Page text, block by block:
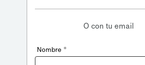
O con tu email
Nombre *